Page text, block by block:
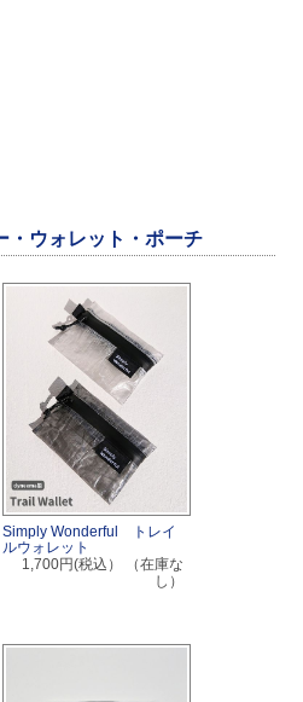
・ウォレット・ポーチ
Simply Wonderful トレイ
ルウォレット
1,700円(税込）
（在庫な
し）